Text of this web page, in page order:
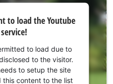
to load the Youtube
to load due to
to the visitor.
to setup the site
this content to the list